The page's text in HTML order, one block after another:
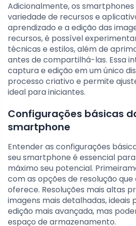
Adicionalmente, os
variedade de recursos e
aprendizado e a edição das
recursos, é possível
técnicas e estilos, além de
antes de compartilhá-las. Essa
captura e edição em um único
processo criativo e permite
ideal para iniciantes.
Configurações básicas
smartphone
Entender as configurações
seu smartphone é essencial
máximo seu potencial.
com as opções de resolução
oferece. Resoluções mais altas
imagens mais detalhadas, ideais
edição mais avançada, mas
espaço de armazenamento.